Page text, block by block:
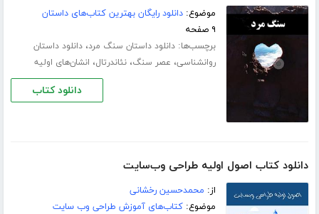
موضوع:دانلود رایگان بهترین کتاب‌های داستان
۹ صفحه
برچسب‌ها:دانلود داستان سنگ مرد،دانلود داستان
روانشناسی، عصر سنگ،نئاندرتال، انشان‌های اولیه
دانلود کتاب
دانلود کتاب اصول اولیه طراحی وب‌سایت
از: محمد‌حسین رخشانی
موضوع:کتاب‌های آموزش طراحی وب سایت